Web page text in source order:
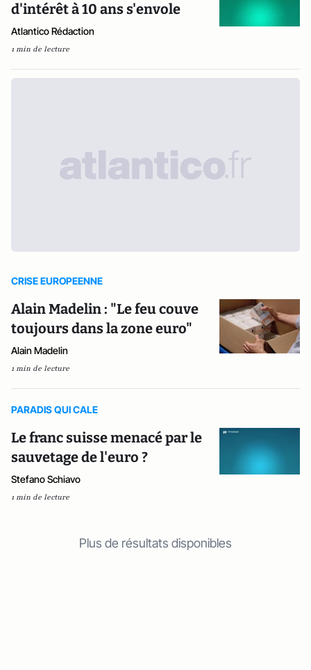
d'intérêt à 10 ans s'envole
Atlantico Rédaction
1 min de lecture
CRISE EUROPEENNE
Alain Madelin : "Le feu couve
toujours dans la zone euro"
Alain Madelin
1 min de lecture
PARADIS QUI CALE
Le franc suisse menacé par le
sauvetage de l'euro ?
Stefano Schiavo
1 min de lecture
Plus de résultats disponibles